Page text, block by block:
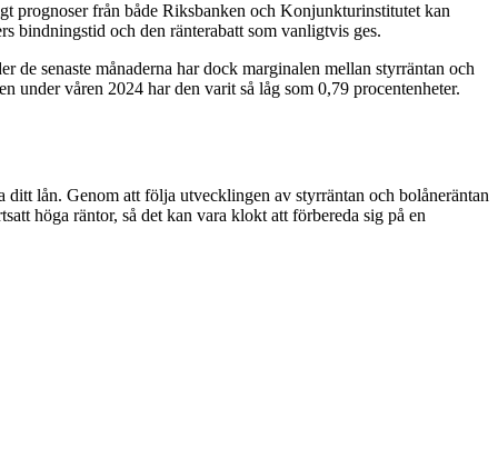
prognoser från både Riksbanken och Konjunkturinstitutet kan
bindningstid och den ränterabatt som vanligtvis ges.
senaste månaderna har dock marginalen mellan styrräntan och
under våren 2024 har den varit så låg som 0,79 procentenheter.
lån. Genom att följa utvecklingen av styrräntan och bolåneräntan
höga räntor, så det kan vara klokt att förbereda sig på en